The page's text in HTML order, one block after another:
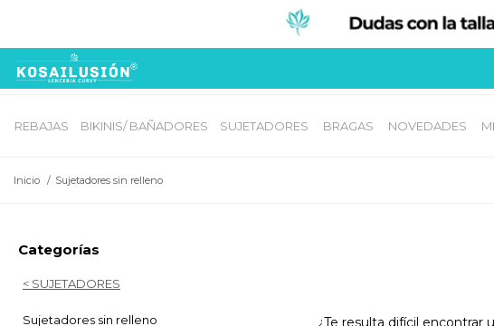
REBAJAS BIKINIS/ BAÑADORES SUJETADORES BRAGAS NOVEDADES
Inicio / Sujetadores sin relleno
Categorías
< SUJETADORES
Sujetadores sin relleno
¿Te resulta difícil